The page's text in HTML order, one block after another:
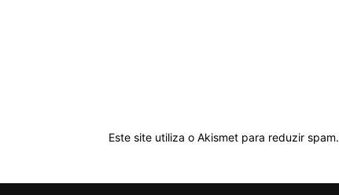
Este site utiliza o Akismet para reduzir spam.